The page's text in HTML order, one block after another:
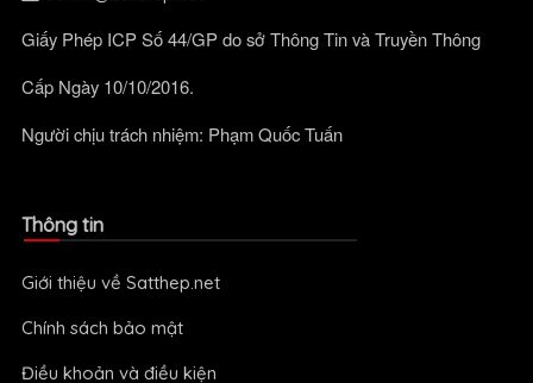
Giấy Phép ICP Số 44/GP do sở Thông Tin và Truyền Thông
Cấp Ngày 10/10/2016.
Người chịu trách nhiệm: Phạm Quốc Tuấn
Thông tin
Giới thiệu về Satthep.net
Chính sách bảo mật
Điều khoản và điều kiện